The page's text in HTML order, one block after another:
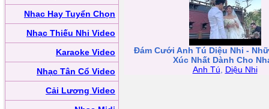
Nhạc Hay Tuyển Chọn
Nhạc Thiếu Nhi Video
Karaoke Video
Nhạc Tân Cổ Video
Cải Lương Video
Đám Cưới Anh Tú Diệu Nhi -
Xúc Nhất Dành Cho
Anh Tú
Diệu Nhi